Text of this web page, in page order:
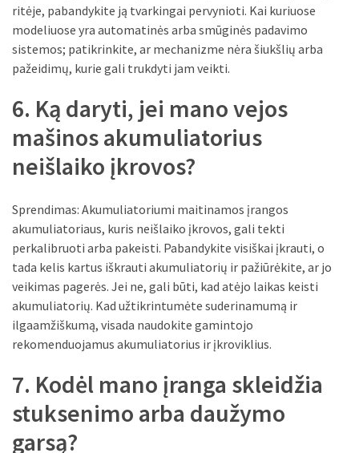
ritėje, pabandykite ją tvarkingai pervynioti. Kai kuriuose
modeliuose yra automatinės arba smūginės padavimo
sistemos; patikrinkite, ar mechanizme nėra šiukšlių arba
pažeidimų, kurie gali trukdyti jam veikti.
6. Ką daryti, jei mano vejos
mašinos akumuliatorius
neišlaiko įkrovos?
Sprendimas: Akumuliatoriumi maitinamos įrangos
akumuliatoriaus, kuris neišlaiko įkrovos, gali tekti
perkalibruoti arba pakeisti. Pabandykite visiškai įkrauti, o
tada kelis kartus iškrauti akumuliatorių ir pažiūrėkite, ar jo
veikimas pagerės. Jei ne, gali būti, kad atėjo laikas keisti
akumuliatorių. Kad užtikrintumėte suderinamumą ir
ilgaamžiškumą, visada naudokite gamintojo
rekomenduojamus akumuliatorius ir įkroviklius.
7. Kodėl mano įranga skleidžia
stuksenimo arba daužymo
garsą?